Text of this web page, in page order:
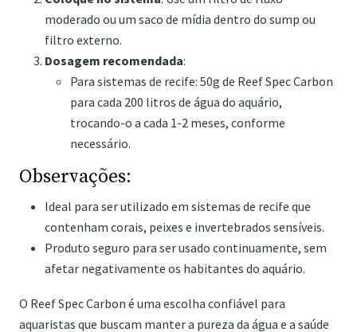
moderado ou um saco de mídia dentro do sump ou
filtro externo.
Dosagem recomendada:
Para sistemas de recife: 50g de Reef Spec Carbon
para cada 200 litros de água do aquário,
trocando-o a cada 1-2 meses, conforme
necessário.
Observações:
Ideal para ser utilizado em sistemas de recife que
contenham corais, peixes e invertebrados sensíveis.
Produto seguro para ser usado continuamente, sem
afetar negativamente os habitantes do aquário.
O Reef Spec Carbon é uma escolha confiável para
aquaristas que buscam manter a pureza da água e a saúde